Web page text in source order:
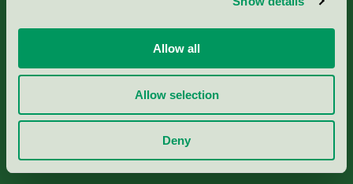
Allow all
Allow selection
Deny
Nordic Ecolabelling Portal
Portal för massa, papper & tryckerier
Svanens husproduktportal-HPP